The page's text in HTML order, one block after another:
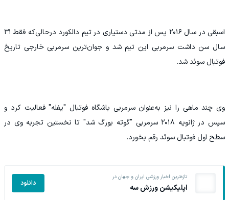
اسبقی در سال ۲۰۱۶ پس از مدتی دستیاری در تیم دالکورد درحالی‌که فقط ۳۱
سال سن داشت سرمربی این تیم شد و جوان‌ترین سرمربی خارجی تاریخ
فوتبال سوئد شد.
وی چند ماهی را نیز به‌عنوان سرمربی باشگاه فوتبال "یفله" فعالیت کرد و
سپس در ژانویه ۲۰۱۸ سرمربی "گوته بورگ شد" تا نخستین تجربه وی در
سطح اول فوتبال سوئد رقم بخورد.
تازه‌ترین اخبار ورزشی ایران و جهان در
اپلیکیشن ورزش سه دانلود